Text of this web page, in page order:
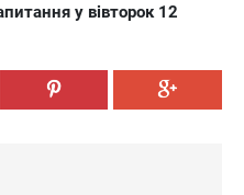
у вівторок 12